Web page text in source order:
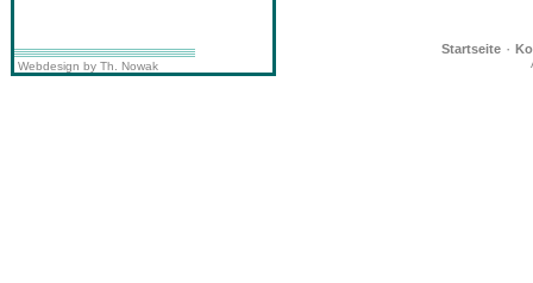
Startseite·
Webdesign by Th. Nowak